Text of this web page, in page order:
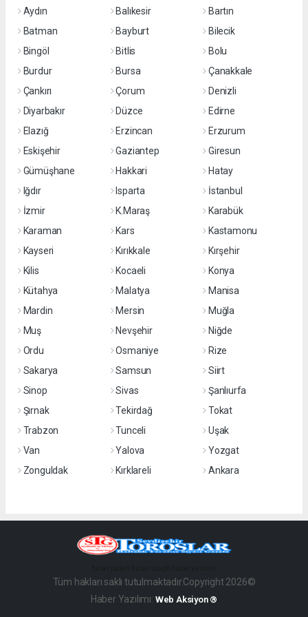
Aydın
Balıkesir
Bartın
Batman
Bayburt
Bilecik
Bingöl
Bitlis
Bolu
Burdur
Bursa
Çanakkale
Çankırı
Çorum
Denizli
Diyarbakır
Düzce
Edirne
Elazığ
Erzincan
Erzurum
Eskişehir
Gaziantep
Giresun
Gümüşhane
Hakkari
Hatay
Iğdır
Isparta
İstanbul
İzmir
K.Maraş
Karabük
Karaman
Kars
Kastamonu
Kayseri
Kırıkkale
Kırşehir
Kilis
Kocaeli
Konya
Kütahya
Malatya
Manisa
Mardin
Mersin
Muğla
Muş
Nevşehir
Niğde
Ordu
Osmaniye
Rize
Sakarya
Samsun
Siirt
Sinop
Sivas
Şanlıurfa
Şırnak
Tekirdağ
Tokat
Trabzon
Tunceli
Uşak
Van
Yalova
Yozgat
Zonguldak
Kırklareli Ankara
Tüm hakları saklı tutulmaktadır.Copyright 2026©
Haber Yazılımı: Web Aksiyon ®